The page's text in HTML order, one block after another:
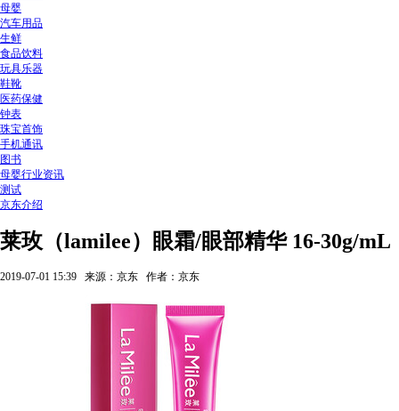
母婴
汽车用品
生鲜
食品饮料
玩具乐器
鞋靴
医药保健
钟表
珠宝首饰
手机通讯
图书
母婴行业资讯
测试
京东介绍
莱玫（lamilee）眼霜/眼部精华 16-30g/mL
2019-07-01 15:39 来源：京东 作者：京东